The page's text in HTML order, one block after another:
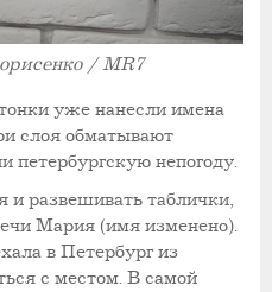
/ MR7
уже нанесли имена
слоя обматывают
непогоду.
развешивать таблички,
Мария (имя изменено).
в Петербург из
с местом. В самой